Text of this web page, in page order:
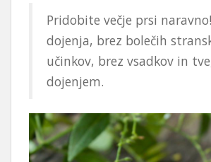
Pridobite večje prsi
dojenja, brez bolečih
učinkov, brez vsadkov in
dojenjem.